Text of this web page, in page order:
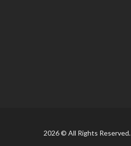
2026 © All Rights Reserved.